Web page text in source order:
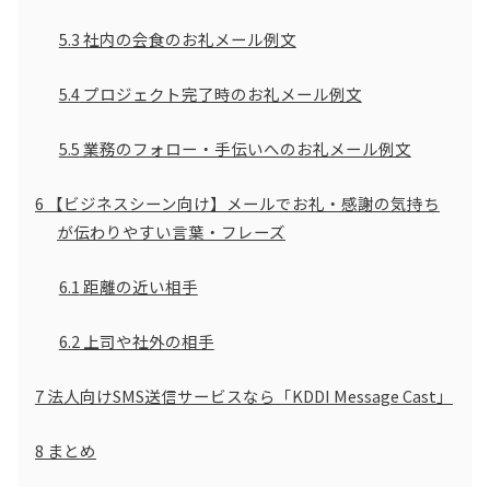
5.3社内の会食のお礼メール例文
5.4プロジェクト完了時のお礼メール例文
5.5業務のフォロー・手伝いへのお礼メール例文
6 【ビジネスシーン向け】メールでお礼・感謝の気持ち
が伝わりやすい言葉・フレーズ
6.1 距離の近い相手
6.2 上司や社外の相手
7法人向けSMS送信サービスなら「KDDI Message Cast」
8 まとめ